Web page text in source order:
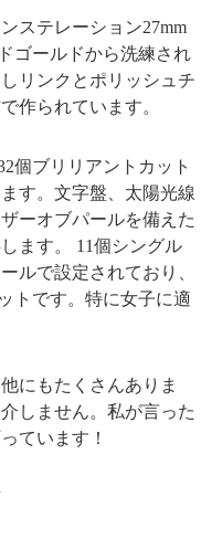
ステレーション27mm
ゴールドから洗練され
リンクとポリッシュチ
作られています。
個ブリリアントカット
す。文字盤、太陽光線
ーオブパールを備えた
ます。 11個シングル
ルで設定されており、
トです。特に女子に適
にもたくさんありま
しません。私が言った
ています！